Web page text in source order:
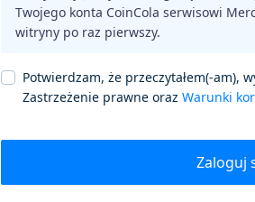
Twojego konta CoinCola serwisowi
witryny po raz pierwszy.
Potwierdzam, że przeczytałem(-am),
Zastrzeżenie prawne orazWarunki
Zaloguj